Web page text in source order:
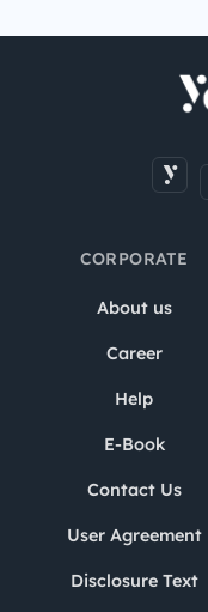
CORPORATE
About us
Career
Help
E-Book
Contact Us
User Agreement
Disclosure Text